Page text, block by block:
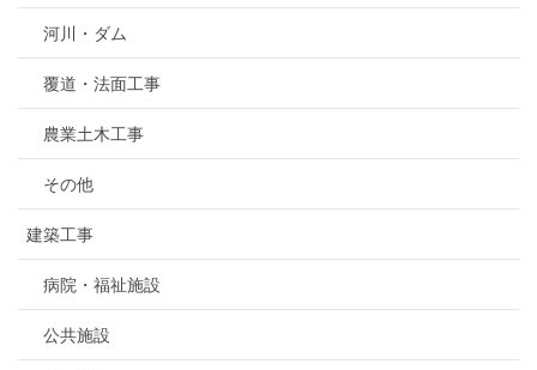
河川・ダム
覆道・法面工事
農業土木工事
その他
建築工事
病院・福祉施設
公共施設